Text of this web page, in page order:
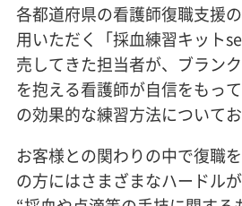
各都道府県の看護師復職支援
用いただく「採血練習キット
売してきた担当者が、ブラン
を抱える看護師が自信をもっ
の効果的な練習方法についてお
お客様との関わりの中で復職
の方にはさまざまなハードル